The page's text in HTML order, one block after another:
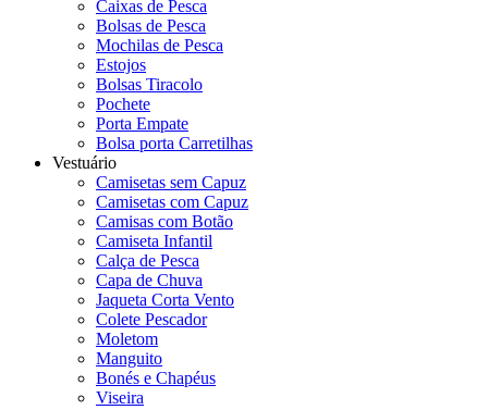
Caixas de Pesca
Bolsas de Pesca
Mochilas de Pesca
Estojos
Bolsas Tiracolo
Pochete
Porta Empate
Bolsa porta Carretilhas
Vestuário
Camisetas sem Capuz
Camisetas com Capuz
Camisas com Botão
Camiseta Infantil
Calça de Pesca
Capa de Chuva
Jaqueta Corta Vento
Colete Pescador
Moletom
Manguito
Bonés e Chapéus
Viseira